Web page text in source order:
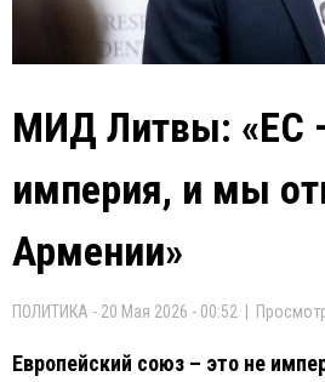
МИД Литвы: «ЕС
империя, и мы
Армении»
ПОЛИТИКА - 20 Мая 2026 - 00:52 |
Европейский союз – это не